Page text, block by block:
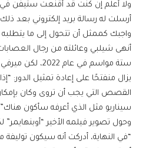
ولا أعلم إن كنت قد أقنعت ستيفن في
أرسلت له رسالة بريد إلكتروني بعد
واجبك كممثل أن تتحول إلى ما يتطلبه
أنهى شيلبي وعائلته من رجال
ستة مواسم في عام
يزال منفتحًا على إعادة تمثيل الدور:
القصص التي يجب أن تروى وكان
سيناريو مثل الذي أعرفه سأكون
وحول تصوير فيلمه الأخير
“في النهاية، أدركت أنه سيكون